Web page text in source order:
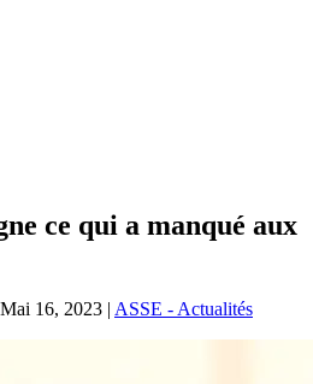
ce qui a manqué aux
Mai 16, 2023 | ASSE - Actualités